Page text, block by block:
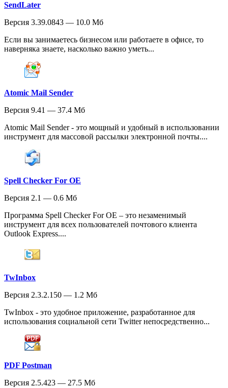
SendLater
Версия 3.39.0843 — 10.0 Мб
Если вы занимаетесь бизнесом или работаете в офисе, то
наверняка знаете, насколько важно уметь...
Atomic Mail Sender
Версия 9.41 — 37.4 Мб
Atomic Mail Sender - это мощный и удобный в использовании
инструмент для массовой рассылки электронной почты....
Spell Checker For OE
Версия 2.1 — 0.6 Мб
Программа Spell Checker For OE – это незаменимый
инструмент для всех пользователей почтового клиента
Outlook Express....
TwInbox
Версия 2.3.2.150 — 1.2 Мб
TwInbox - это удобное приложение, разработанное для
использования социальной сети Twitter непосредственно...
PDF Postman
Версия 2.5.423 — 27.5 Мб